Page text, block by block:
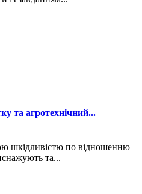
та агротехнічний...
шкідливістю по відношенню
та...